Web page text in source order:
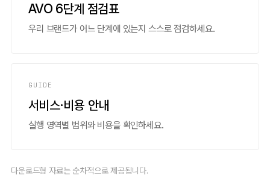
AVO 6단계 점검표
우리 브랜드가 어느 단계에 있는지 스스로 점검하세요.
GUIDE
서비스·비용 안내
실행 영역별 범위와 비용을 확인하세요.
다운로드형 자료는 순차적으로 제공됩니다.